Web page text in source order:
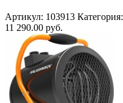
Артикул: 103913 Категория:
11 290.00 руб.